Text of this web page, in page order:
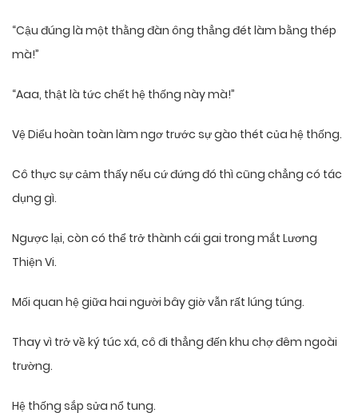
“Cậu đúng là một thằng đàn ông thẳng đét làm bằng thép
mà!”
“Aaa, thật là tức chết hệ thống này mà!”
Vệ Diểu hoàn toàn làm ngơ trước sự gào thét của hệ thống.
Cô thực sự cảm thấy nếu cứ đứng đó thì cũng chẳng có tác
dụng gì.
Ngược lại, còn có thể trở thành cái gai trong mắt Lương
Thiện Vi.
Mối quan hệ giữa hai người bây giờ vẫn rất lúng túng.
Thay vì trở về ký túc xá, cô đi thẳng đến khu chợ đêm ngoài
trường.
Hệ thống sắp sửa nổ tung.